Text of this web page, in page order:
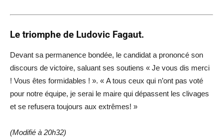
Le triomphe de Ludovic Fagaut.
Devant sa permanence bondée, le candidat a prononcé son
discours de victoire, saluant ses soutiens « Je vous dis merci
! Vous êtes formidables ! ». « A tous ceux qui n’ont pas voté
pour notre équipe, je serai le maire qui dépassent les clivages
et se refusera toujours aux extrêmes! »
(Modifié à 20h32)